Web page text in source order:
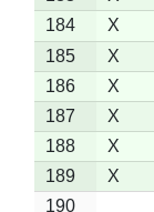
184
X
185
X
186
X
187
X
188
X
189
X
190